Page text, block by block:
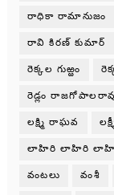
రాధికా రామానుజం
రావి కిరణ్ కుమార్
రెక్కల గుఱ్ఱం
రెడ్లం
లక్ష్మి రాఘవ
లాహిరి లాహిరి
వంటలు వంశీ